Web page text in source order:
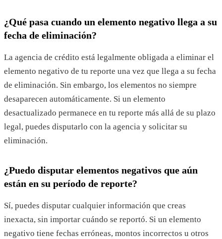
¿Qué pasa cuando un elemento negativo llega a su
fecha de eliminación?
La agencia de crédito está legalmente obligada a eliminar el
elemento negativo de tu reporte una vez que llega a su fecha
de eliminación. Sin embargo, los elementos no siempre
desaparecen automáticamente. Si un elemento
desactualizado permanece en tu reporte más allá de su plazo
legal, puedes disputarlo con la agencia y solicitar su
eliminación.
¿Puedo disputar elementos negativos que aún
están en su período de reporte?
Sí, puedes disputar cualquier información que creas
inexacta, sin importar cuándo se reportó. Si un elemento
negativo tiene fechas erróneas, montos incorrectos u otros